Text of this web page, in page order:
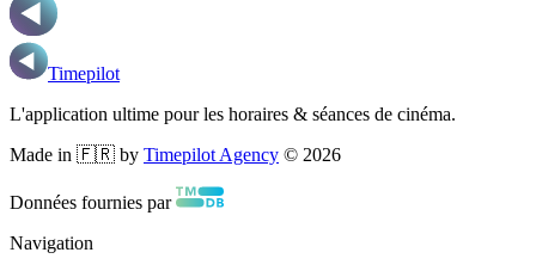
Timepilot
L'application ultime pour les horaires & séances de cinéma.
Made in 🇫🇷 by Timepilot Agency © 2026
Données fournies par
Navigation